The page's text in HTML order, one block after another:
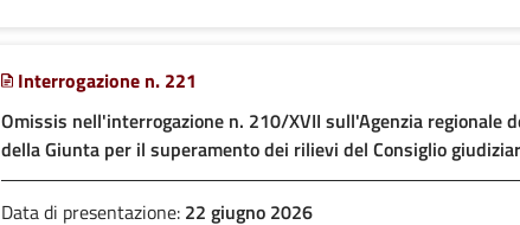
Interrogazione n. 221
Omissis nell'interrogazione n. 210/XVII sull'Agenzia regionale
della Giunta per il superamento dei rilievi del Consiglio
Data di presentazione: 22 giugno 2026